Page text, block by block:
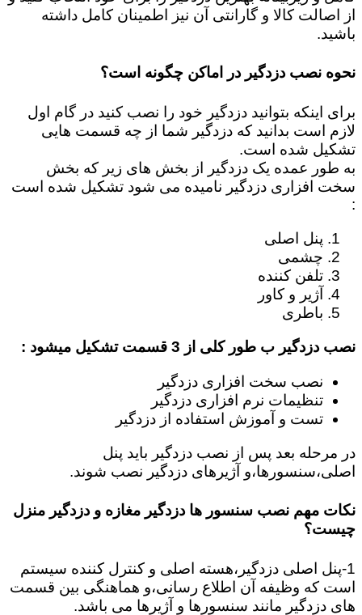
از اصالت کالا و گارانتی آن نیز اطمینان کامل داشته
باشید.
نحوه نصب دزدگیر در اماکن چگونه است؟
برای اینکه بتوانید دزدگیر خود را نصب کنید در گام اول
لازم است بدانید که دزدگیر شما از چه قسمت هایی
تشکیل شده است.
به طور عمده یک دزدگیر از بخش های زیر که بخش
سخت افزاری دزدگیر نامیده می شود تشکیل شده است
:
پنل اصلی
چشمی
تلفن کننده
آژیر و کاور
باطری
نصب دزدگیر ب طور کلی از 3 قسمت تشکیل میشود :
نصب سخت افزاری دزدگیر
تنظیمات نرم افزاری دزدگیر
تست و آموزش استفاده از دزدگیر
در مرحله بعد پس از نصب دزدگیر باید پنل
اصلی،سنسورها،و آژیرهای دزدگیر نصب شوند.
نکات مهم نصب سنسور ها دزدگیر مغازه و دزدگیر منزل
چیست؟
1-پنل اصلی دزدگیر،هسته اصلی و کنترل کننده سیستم
است که وظیفه آن اطلاع رسانی،و هماهنگی بین قسمت
های دزدگیر مانند سنسورها و آژیرها می باشد.